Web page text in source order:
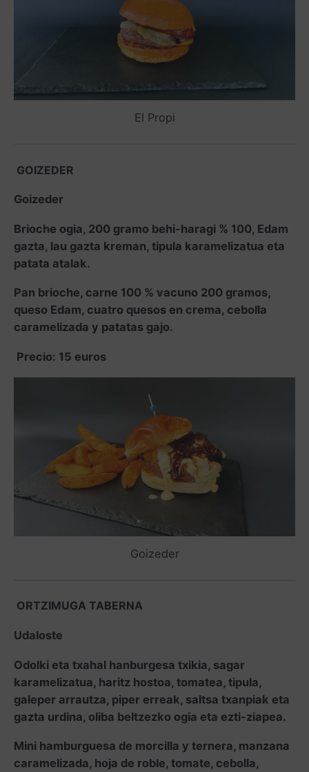
El Propi
GOIZEDER
Goizeder
Brioche ogia, 200 gramo behi-haragi % 100, Edam
gazta, lau gazta kreman, tipula karamelizatua eta
patata atalak.
Pan brioche, carne 100 % vacuno 200 gramos,
queso Edam, cuatro quesos en crema, cebolla
caramelizada y patatas gajo.
Precio: 15 euros
Goizeder
ORTZIMUGA TABERNA
Udaloste
Odolki eta txahal hanburgesa txikia, sagar
karamelizatua, haritz hostoa, tomatea, tipula,
galeper arrautza, piper erreak, saltsa txanpiak eta
gazta urdina, oliba beltzezko ogia eta ezti-ziapea.
Mini hamburguesa de morcilla y ternera, manzana
caramelizada, hoja de roble, tomate, cebolla,